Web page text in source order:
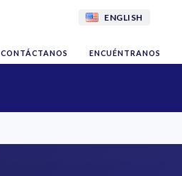
ENGLISH
CONTÁCTANOS ENCUÉNTRANOS